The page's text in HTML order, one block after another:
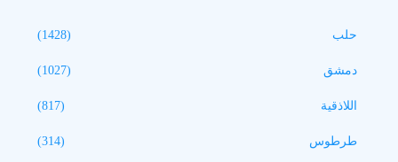
حلب (1428)
دمشق (1027)
اللاذقية (817)
طرطوس (314)